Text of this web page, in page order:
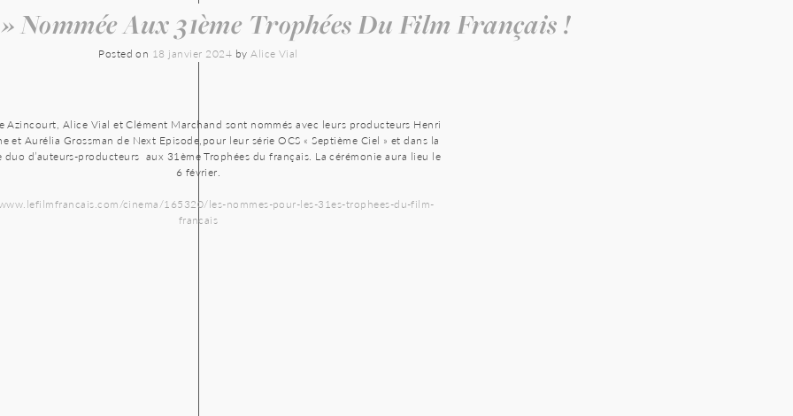
Nommée Aux 31ème Trophées Du Film Français !
Posted on 18 janvier 2024 byAlice Vial
Azincourt, Alice Vial et Clément Marchand sont nommés avec leurs producteurs Henri
et Aurélia Grossman de Next Episode,pour leur série OCS « Septième Ciel » et dans la
duo d’auteurs-producteurs aux 31ème Trophées du français. La cérémonie aura lieu le
6 février.
cinema/165320/les-nommes-pour-les-31es-trophees-du-film-
francais